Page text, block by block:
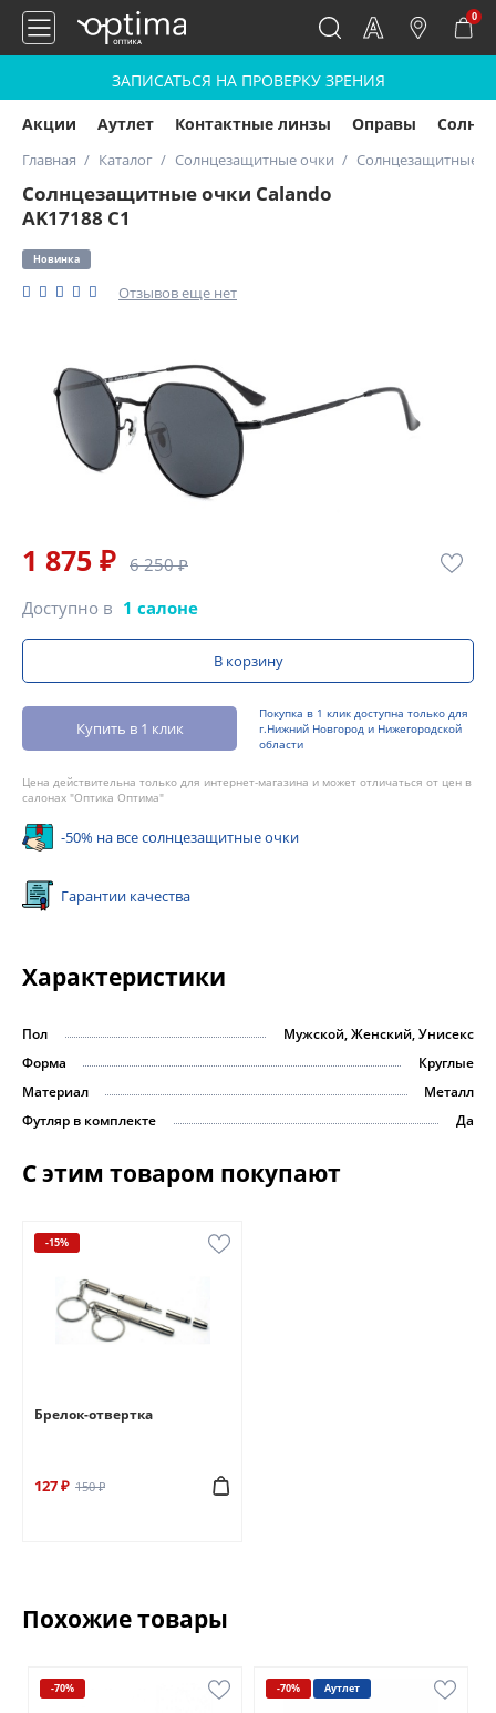
0
ЗАПИСАТЬСЯ НА ПРОВЕРКУ ЗРЕНИЯ
Акции Аутлет Контактные линзы Оправы
Главная Каталог Солнцезащитные очки Солнцезащитные
Солнцезащитные очки Calando
AK17188 C1
Новинка
Отзывов еще нет
1 875 ₽ 6 250 ₽
Доступно в 1 салоне
В корзину
Купить в 1 клик
Покупка в 1 клик доступна только для
г.Нижний Новгород и Нижегородской
области
Цена действительна только для интернет-магазина и может отличаться от цен в
салонах "Оптика Оптима"
-50% на все солнцезащитные очки
Гарантии качества
Характеристики
Пол
Мужской, Женский, Унисекс
Форма
Круглые
Материал
Металл
Футляр в комплекте
Да
С этим товаром покупают
-15%
Брелок-отвертка
127 ₽ 150 ₽
Похожие товары
-70% -70% Аутлет